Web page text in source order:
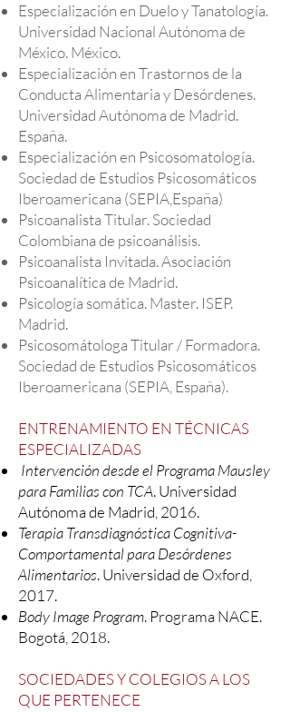
Especialización en Duelo y Tanatología.
Universidad Nacional Autónoma de
México. México.
Especialización en Trastornos de la
Conducta Alimentaria y Desórdenes.
Universidad Autónoma de Madrid.
España.
Especialización en Psicosomatología.
Sociedad de Estudios Psicosomáticos
Iberoamericana (SEPIA,España)
Psicoanalista Titular. Sociedad
Colombiana de psicoanálisis.
Psicoanalista Invitada. Asociación
Psicoanalítica de Madrid.
Psicología somática. Master. ISEP.
Madrid.
Psicosomátologa Titular / Formadora.
Sociedad de Estudios Psicosomáticos
Iberoamericana (SEPIA, España).
ENTRENAMIENTO EN TÉCNICAS
ESPECIALIZADAS
Intervención desde el Programa Mausley
para Familias con TCA. Universidad
Autónoma de Madrid, 2016.
Terapia Transdiagnóstica Cognitiva-
Comportamental para Desórdenes
Alimentarios. Universidad de Oxford,
2017.
Body Image Program. Programa NACE.
Bogotá, 2018.
SOCIEDADES Y COLEGIOS A LOS
QUE PERTENECE